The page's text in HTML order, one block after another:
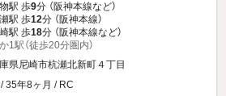
駅 歩9分 （阪神本線など）
駅 歩12分 （阪神本線）
駅 歩18分 （阪神本線など）
1駅（徒歩20分圏内）
県尼崎市杭瀬北新町４丁目
35年8ヶ月 / RC